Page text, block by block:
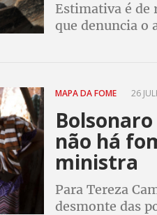
Estimativa é de
que denuncia o
MAPA DA FOME 26
não há
ministra
Para Tereza
desmonte das